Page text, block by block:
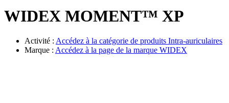
WIDEX MOMENT™ XP
Activité : Accédez à la catégorie de produits Intra-auriculaires
Marque : Accédez à la page de la marque WIDEX